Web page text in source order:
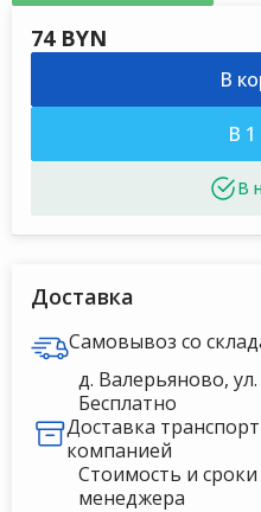
74 BYN
В
В
Доставка
Самовывоз со
д. Валерьяново,
Бесплатно
Доставка
компанией
Стоимость и
менеджера